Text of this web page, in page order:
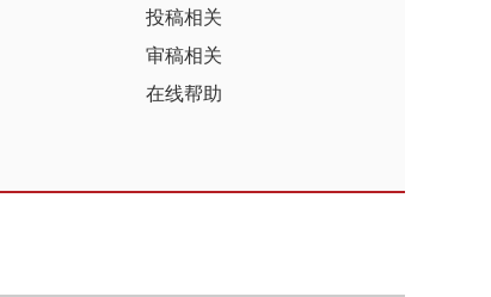
庭在杠杆上升时更倾向于增加更多的教育投资。第四，进一步
家庭杠杆与教育投资之间存在倒“U”型的非线性关系，当家庭财
，杠杆上升会促使家庭增加教育投入，但财务负担过重时则导
减，说明适度杠杆可缓解流动性约束并支撑教育投入，而过度
投稿相关
审稿相关
在线帮助